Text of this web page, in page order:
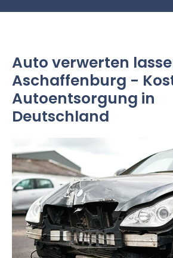
Auto verwerten
Aschaffenburg -
Autoentsorgung in
Deutschland